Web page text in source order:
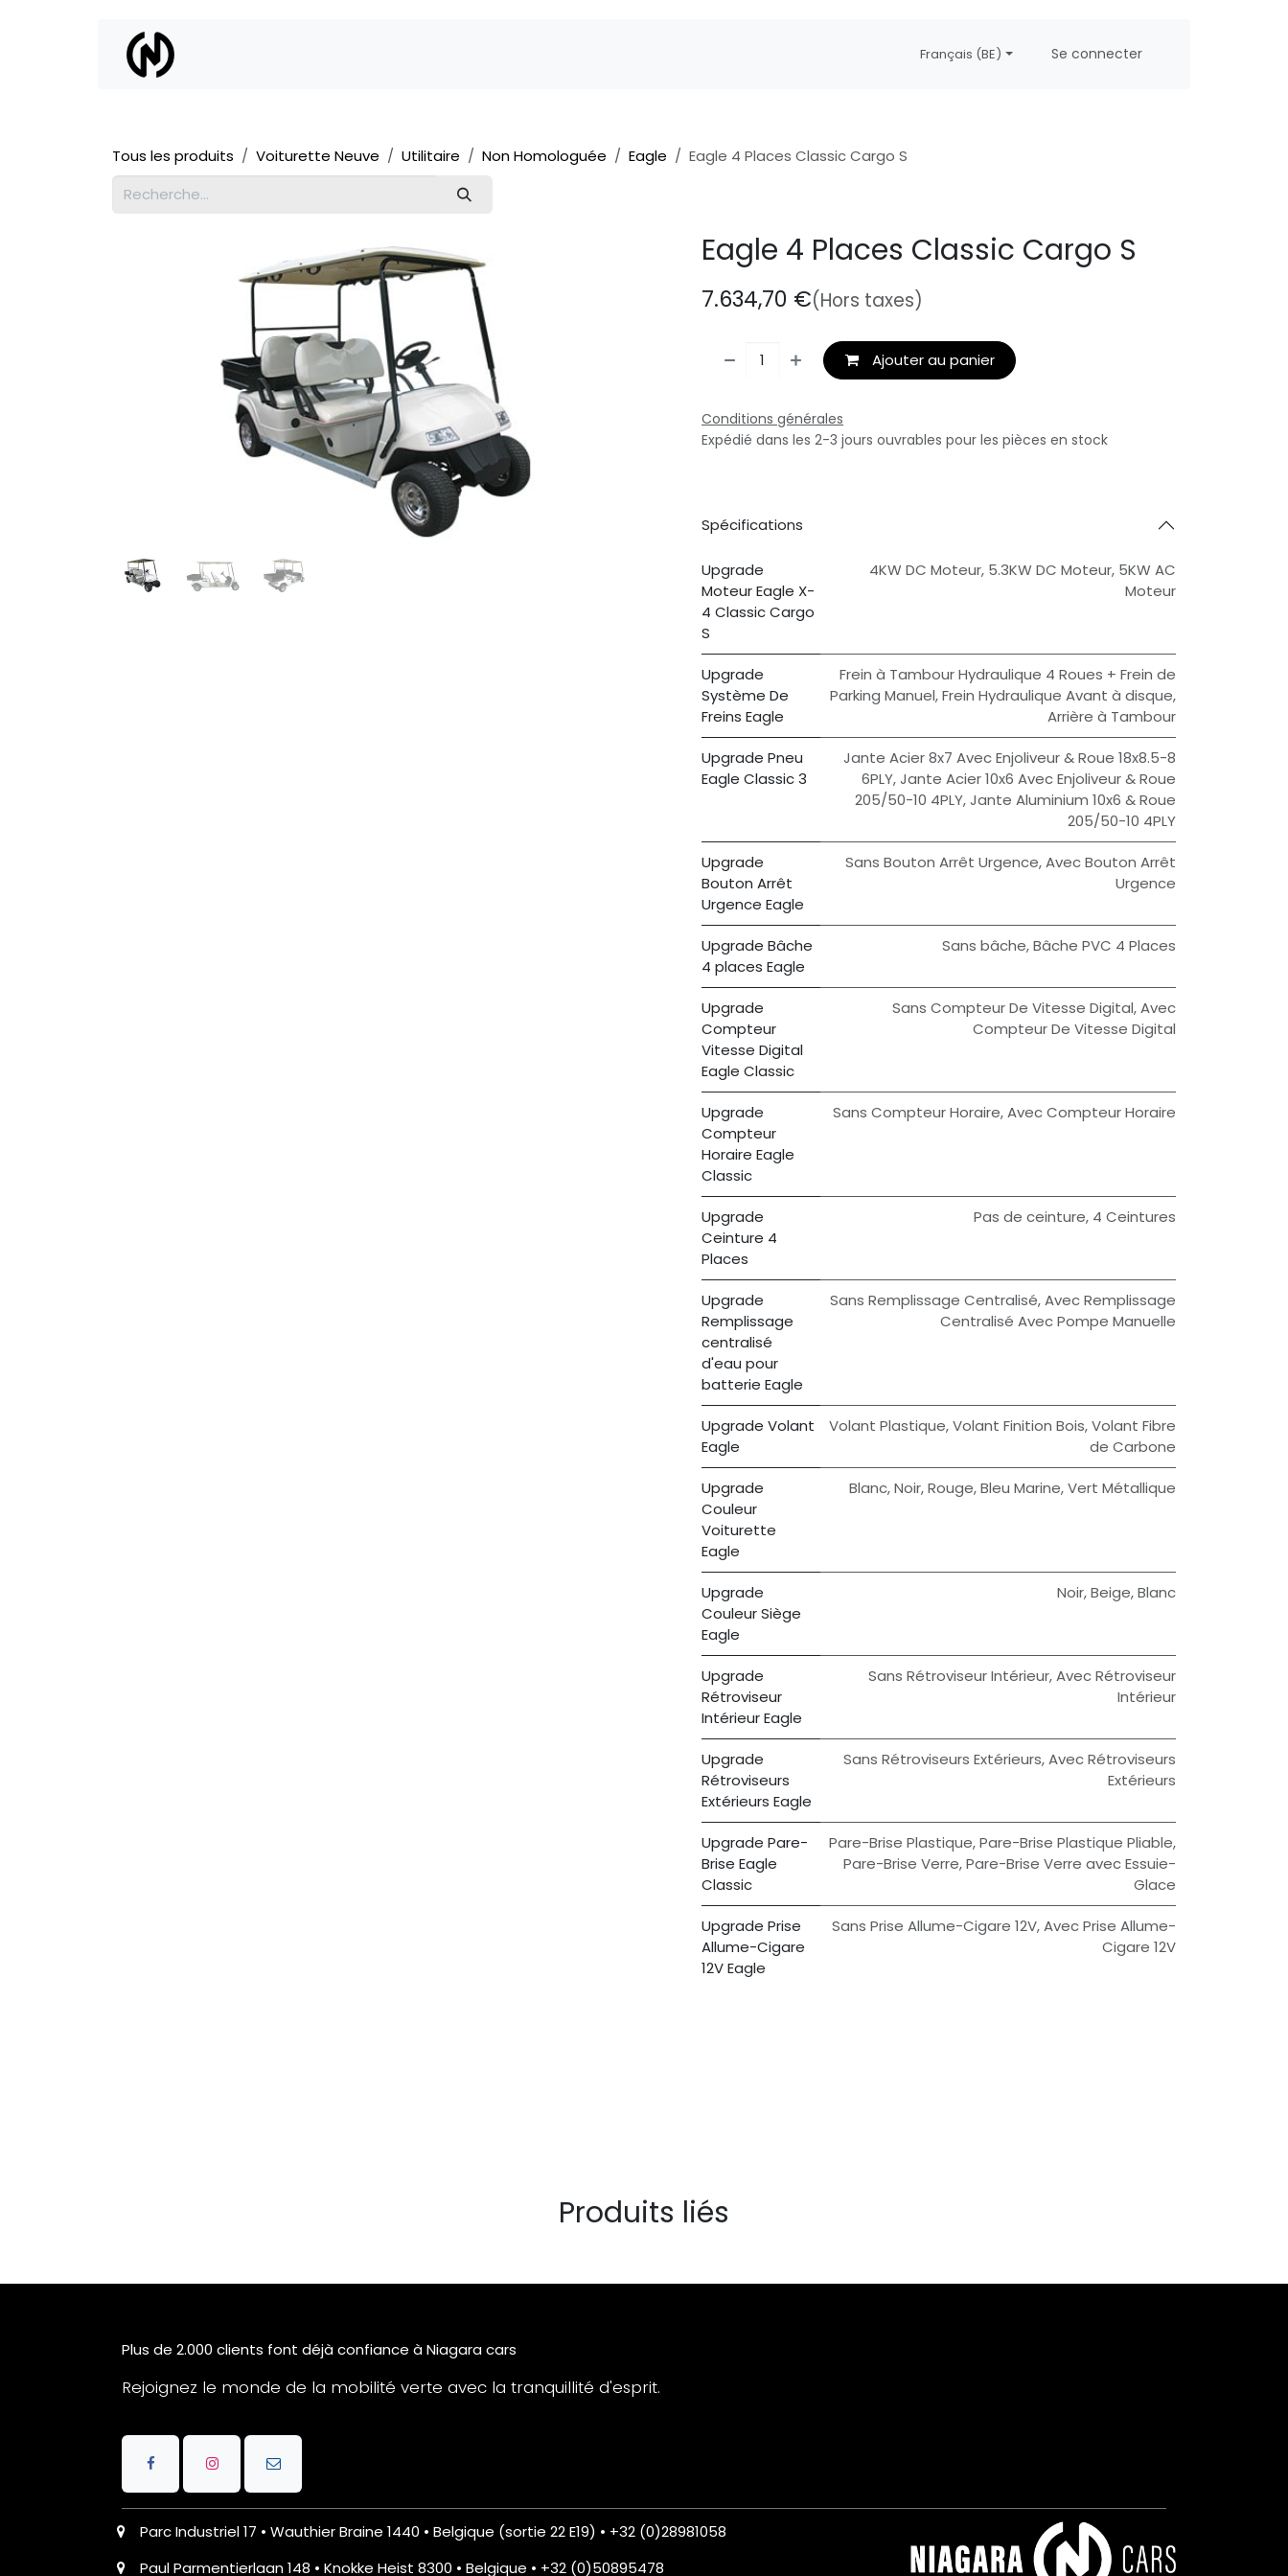
Postes
Français (BE) Se connecter
Tous les produits Voiturette Neuve Utilitaire Non Homologuée Eagle Eagle 4 Places Classic Cargo S
Eagle 4 Places Classic Cargo S
7.634,70 €(Hors taxes)
Ajouter au panier
Conditions générales
Expédié dans les 2-3 jours ouvrables pour les pièces en stock
Spécifications
Upgrade
Moteur Eagle X-
4 Classic Cargo
S
4KW DC Moteur, 5.3KW DC Moteur, 5KW AC
Moteur
Upgrade
Système De
Freins Eagle
Frein à Tambour Hydraulique 4 Roues + Frein de
Parking Manuel,Frein Hydraulique Avant à disque,
Arrière à Tambour
Upgrade Pneu
Eagle Classic 3
Jante Acier 8x7 Avec Enjoliveur & Roue 18x8.5-8
6PLY,Jante Acier 10x6 Avec Enjoliveur & Roue
205/50-10 4PLY,Jante Aluminium 10x6 & Roue
205/50-10 4PLY
Upgrade
Bouton Arrêt
Urgence Eagle
Sans Bouton Arrêt Urgence,Avec Bouton Arrêt
Urgence
Upgrade Bâche
4 places Eagle
Sans bâche,Bâche PVC 4 Places
Upgrade
Compteur
Vitesse Digital
Eagle Classic
Sans Compteur De Vitesse Digital,Avec
Compteur De Vitesse Digital
Upgrade
Compteur
Horaire Eagle
Classic
Sans Compteur Horaire,Avec Compteur Horaire
Upgrade
Ceinture 4
Places
Pas de ceinture, 4 Ceintures
Upgrade
Remplissage
centralisé
d'eau pour
batterie Eagle
Sans Remplissage Centralisé,Avec Remplissage
Centralisé Avec Pompe Manuelle
Upgrade Volant
Eagle
Volant Plastique,Volant Finition Bois,Volant Fibre
de Carbone
Upgrade
Couleur
Voiturette
Eagle
Blanc,Noir,Rouge,Bleu Marine,Vert Métallique
Upgrade
Couleur Siège
Eagle
Noir,Beige,Blanc
Upgrade
Rétroviseur
Intérieur Eagle
Sans Rétroviseur Intérieur,Avec Rétroviseur
Intérieur
Upgrade
Rétroviseurs
Extérieurs Eagle
Sans Rétroviseurs Extérieurs,Avec Rétroviseurs
Extérieurs
Upgrade Pare-
Brise Eagle
Classic
Pare-Brise Plastique,Pare-Brise Plastique Pliable,
Pare-Brise Verre,Pare-Brise Verre avec Essuie-
Glace
Upgrade Prise
Allume-Cigare
12V Eagle
Sans Prise Allume-Cigare 12V,Avec Prise Allume-
Cigare 12V
Produits liés
Plus de 2.000 clients font déjà confiance à Niagara cars
Rejoignez le monde de la mobilité verte avec la tranquillité d'esprit.
Parc Industriel 17 • Wauthier Braine 1440 • Belgique (sortie 22 E19) • +32 (0)28981058
Paul Parmentierlaan 148 • Knokke Heist 8300 • Belgique • +32 (0)50895478